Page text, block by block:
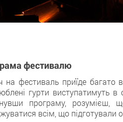
фестивалю
на фестиваль приїде багато
гурти виступатимуть
програму,
всім, що підготували